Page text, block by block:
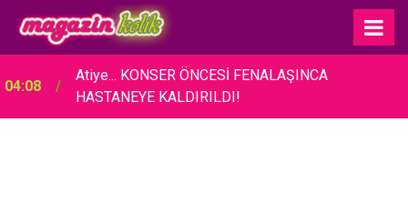
04:08
Atiye... KONSER ÖNCESİ FENALAŞINCA
HASTANEYE KALDIRILDI!